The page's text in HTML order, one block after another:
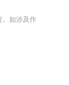
。如涉及作